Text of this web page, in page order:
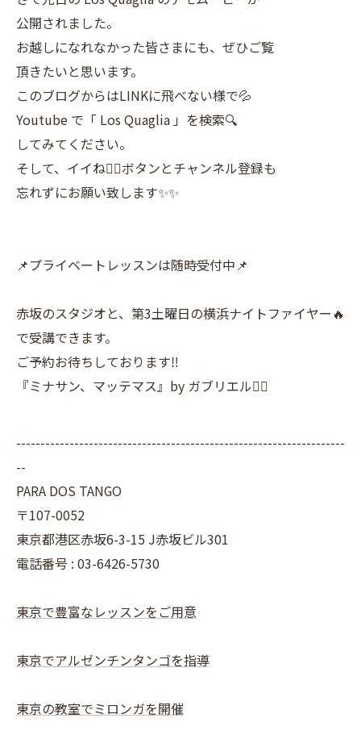
公開されました。
お越しになれなかった皆さまにも、ぜひご覧
頂きたいと思います。
このブログからはLINKに飛べない様で💦
Youtube で「 Los Quaglia 」を検索🔍
してみてください。
そして、イイね👍🏼ボタンとチャンネル登録も
忘れずにお願い致します✨✨
📌プライベートレッスンは随時受付中📌
赤坂のスタジオと、第3土曜日の横浜ナイトファイヤー🔥
で受講できます。
ご予約お待ちしております‼️
『ミナサン、マッテマス』by ガブリエル🙋‍♂️
--------------------------------------------------------------------
--
PARA DOS TANGO
〒107-0052
東京都港区赤坂6-3-15 J赤坂ビル301
電話番号 : 03-6426-5730
東京で豊富なレッスンをご用意
東京でアルゼンチンタンゴを指導
東京の教室でミロンガを開催